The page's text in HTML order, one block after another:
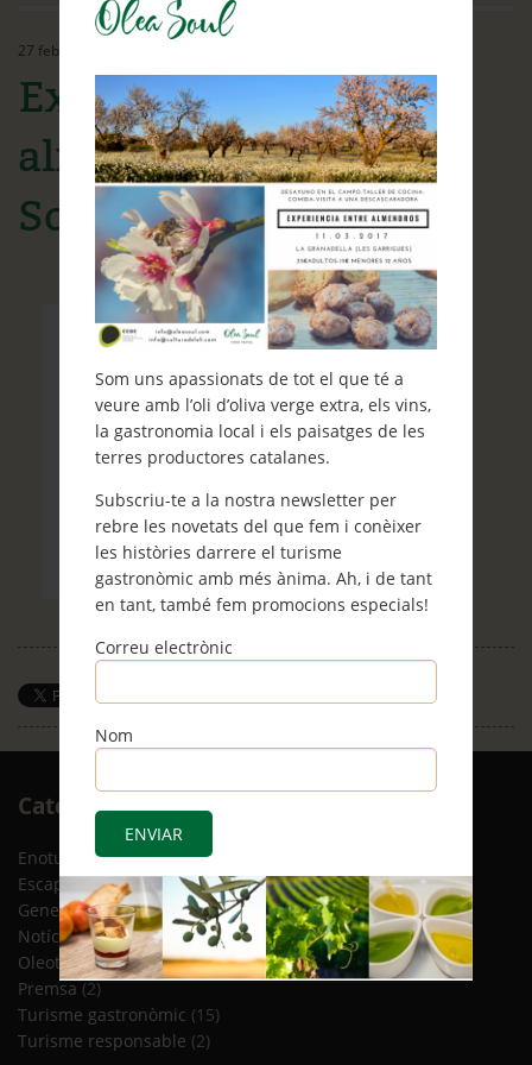
Som uns apassionats de tot el que té a
veure amb l’oli d’oliva verge extra, els vins,
la gastronomia local i els paisatges de les
terres productores catalanes.
Subscriu-te a la nostra newsletter per
rebre les novetats del que fem i conèixer
les històries darrere el turisme
gastronòmic amb més ànima. Ah, i de tant
en tant, també fem promocions especials!
Correu electrònic
Nom
Contacte
Què et ve de gust fer?
Blog
27 febrer, 2017
Experiencia entre
almendros 2017 Olea
Soul
Save
Categories
Enoturisme(5)
Escapades(12)
General(8)
Notícies(4)
Oleoturisme(13)
Premsa (2)
Turisme gastronòmic (15)
Turisme responsable (2)